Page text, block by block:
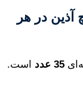
در هر
35 عدد است.